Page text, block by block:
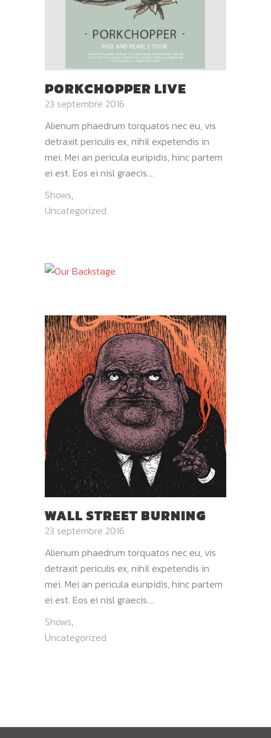
PORKCHOPPER LIVE
23 septembre 2016
Alienum phaedrum torquatos nec eu, vis
detraxit periculis ex, nihil expetendis in
mei. Mei an pericula euripidis, hinc partem
ei est. Eos ei nisl graecis....
Shows,
Uncategorized
WALL STREET BURNING
23 septembre 2016
Alienum phaedrum torquatos nec eu, vis
detraxit periculis ex, nihil expetendis in
mei. Mei an pericula euripidis, hinc partem
ei est. Eos ei nisl graecis....
Shows,
Uncategorized